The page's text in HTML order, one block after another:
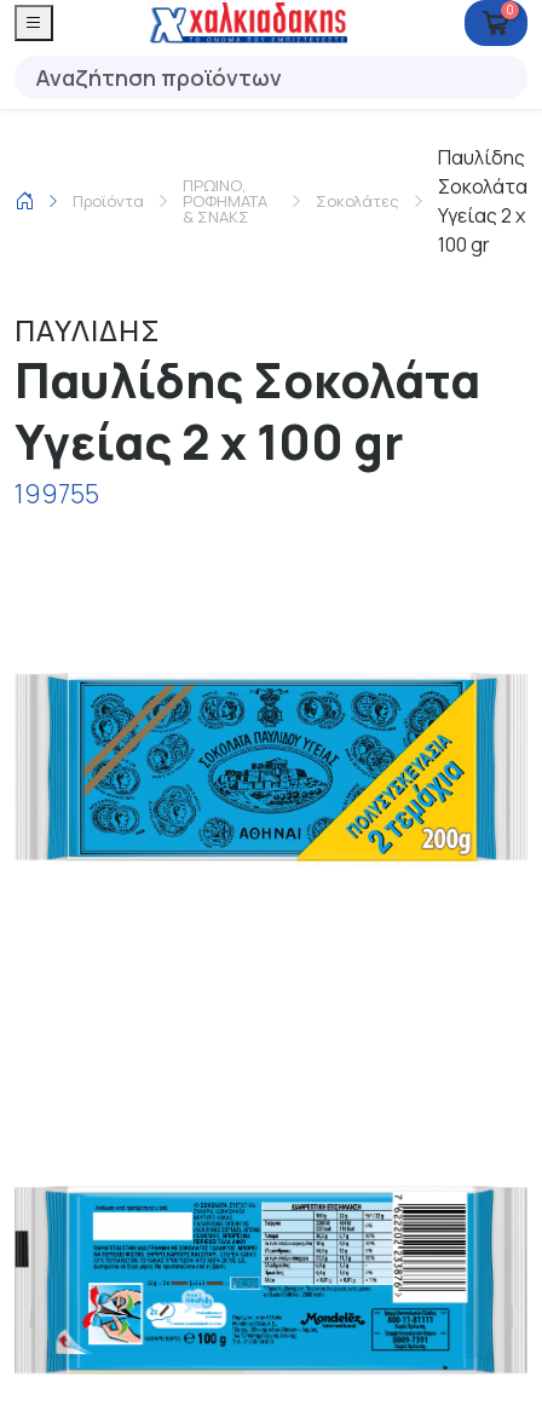
0
Προϊόντα
ΠΡΩΙΝΟ,
ΡΟΦΗΜΑΤΑ
& ΣΝΑΚΣ
Σοκολάτες
Παυλίδης
Σοκολάτα
Υγείας 2 x
100 gr
ΠΑΥΛΙΔΗΣ
Παυλίδης Σοκολάτα
Υγείας 2 x 100 gr
199755